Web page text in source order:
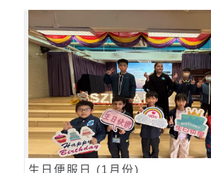
生日便服日 (1月份)